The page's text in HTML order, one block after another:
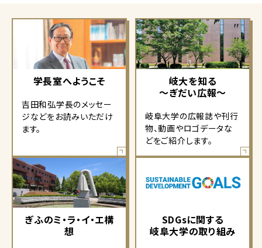
学長室へようこそ
吉田和弘学長のメッセー
ジなどをお読みいただけ
ます。
岐大を知る
～ぎだい広報～
岐阜大学の広報誌や刊行
物、動画やロゴデータな
どをご紹介します。
ぎふのミ・ラ・イ・エ構
想
SDGsに関する
岐阜大学の取り組み